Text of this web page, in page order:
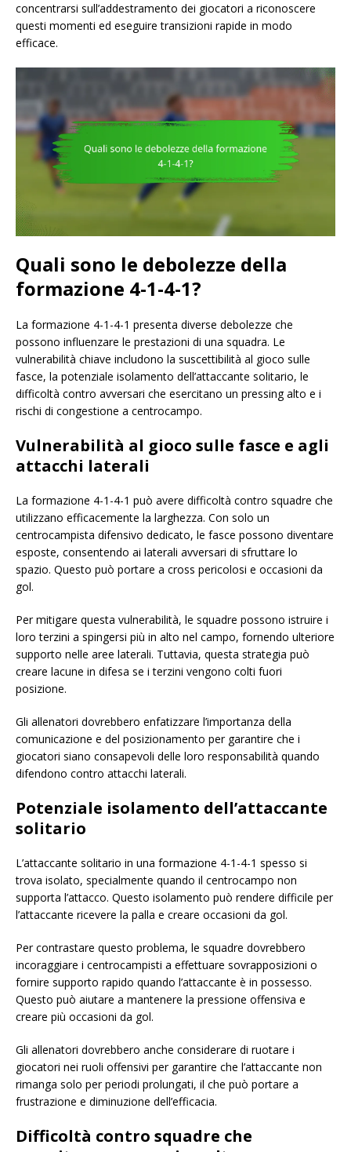
concentrarsi sull’addestramento dei giocatori a riconoscere
questi momenti ed eseguire transizioni rapide in modo
efficace.
Quali sono le debolezze della
formazione 4-1-4-1?
La formazione 4-1-4-1 presenta diverse debolezze che
possono influenzare le prestazioni di una squadra. Le
vulnerabilità chiave includono la suscettibilità al gioco sulle
fasce, la potenziale isolamento dell’attaccante solitario, le
difficoltà contro avversari che esercitano un pressing alto e i
rischi di congestione a centrocampo.
Vulnerabilità al gioco sulle fasce e agli
attacchi laterali
La formazione 4-1-4-1 può avere difficoltà contro squadre che
utilizzano efficacemente la larghezza. Con solo un
centrocampista difensivo dedicato, le fasce possono diventare
esposte, consentendo ai laterali avversari di sfruttare lo
spazio. Questo può portare a cross pericolosi e occasioni da
gol.
Per mitigare questa vulnerabilità, le squadre possono istruire i
loro terzini a spingersi più in alto nel campo, fornendo ulteriore
supporto nelle aree laterali. Tuttavia, questa strategia può
creare lacune in difesa se i terzini vengono colti fuori
posizione.
Gli allenatori dovrebbero enfatizzare l’importanza della
comunicazione e del posizionamento per garantire che i
giocatori siano consapevoli delle loro responsabilità quando
difendono contro attacchi laterali.
Potenziale isolamento dell’attaccante
solitario
L’attaccante solitario in una formazione 4-1-4-1 spesso si
trova isolato, specialmente quando il centrocampo non
supporta l’attacco. Questo isolamento può rendere difficile per
l’attaccante ricevere la palla e creare occasioni da gol.
Per contrastare questo problema, le squadre dovrebbero
incoraggiare i centrocampisti a effettuare sovrapposizioni o
fornire supporto rapido quando l’attaccante è in possesso.
Questo può aiutare a mantenere la pressione offensiva e
creare più occasioni da gol.
Gli allenatori dovrebbero anche considerare di ruotare i
giocatori nei ruoli offensivi per garantire che l’attaccante non
rimanga solo per periodi prolungati, il che può portare a
frustrazione e diminuzione dell’efficacia.
Difficoltà contro squadre che